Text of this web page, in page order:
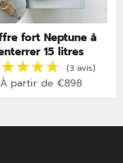
★★★★★
★★★★★
fort Neptune à
15 litres
À partir de €898